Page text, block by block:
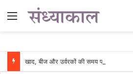
Menu